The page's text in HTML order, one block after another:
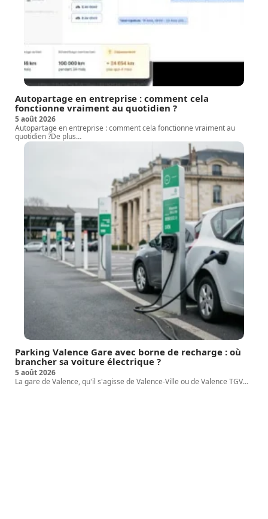
Autopartage en entreprise : comment cela
fonctionne vraiment au quotidien ?
5 août 2026
Autopartage en entreprise : comment cela fonctionne vraiment au
quotidien ?De plus…
Parking Valence Gare avec borne de recharge : où
brancher sa voiture électrique ?
5 août 2026
La gare de Valence, qu'il s'agisse de Valence-Ville ou de Valence TGV…